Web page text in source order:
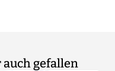
auch gefallen